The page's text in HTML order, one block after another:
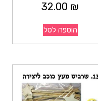
32.00 ₪
הוספה לסל